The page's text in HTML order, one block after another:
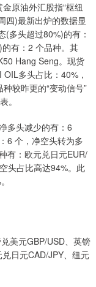
原油外汇股指“枢纽
四)最新出炉的数据显
(多头超过80%)的有：
有：2 个品种。其
Hang Seng。现货
多头占比：40%，
较昨更的“变动信号”
。
多头减少的有：6
6 个，净空头转为多
有：欧元兑日元EUR/
头占比高达94%。此
美元GBP/USD、英镑
日元CAD/JPY、纽元